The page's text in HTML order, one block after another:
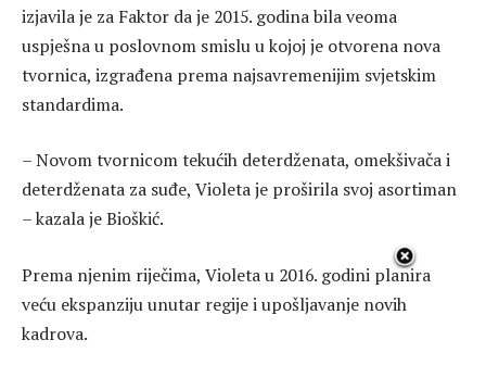
izjavila je za Faktor da je 2015. godina bila veoma
uspješna u poslovnom smislu u kojoj je otvorena nova
tvornica, izgrađena prema najsavremenijim svjetskim
standardima.
– Novom tvornicom tekućih deterdženata, omekšivača i
deterdženata za suđe, Violeta je proširila svoj asortiman
– kazala je Bioškić.
Prema njenim riječima, Violeta u 2016. godini planira
veću ekspanziju unutar regije i upošljavanje novih
kadrova.